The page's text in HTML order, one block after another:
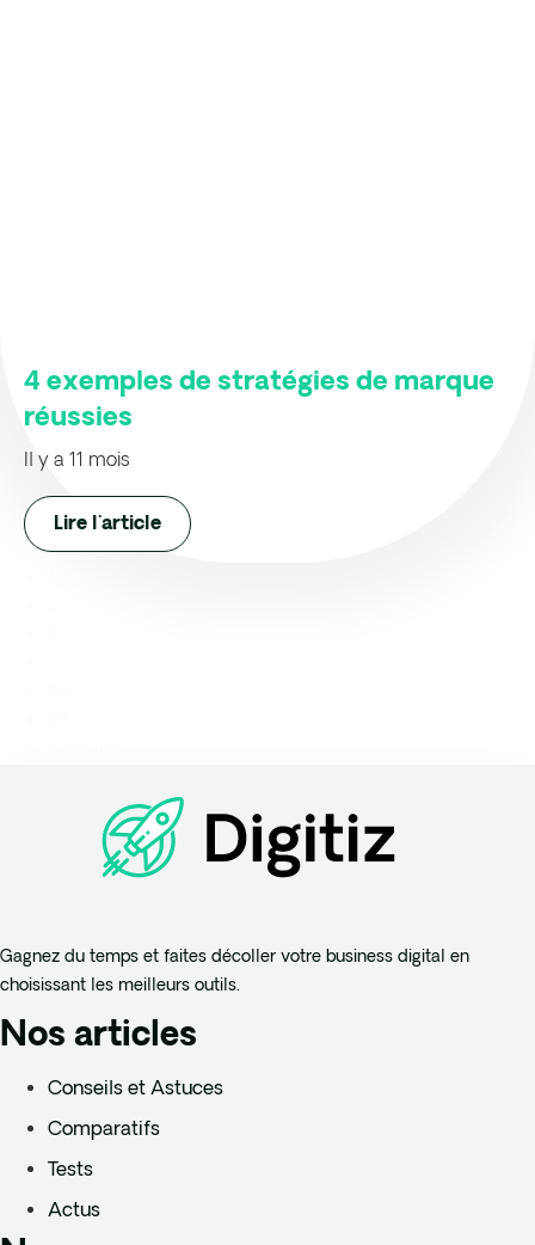
4 exemples de stratégies de marque
réussies
Il y a 11 mois
Lire l'article
Gagnez du temps et faites décoller votre business digital en
choisissant les meilleurs outils.
Nos articles
Conseils et Astuces
Comparatifs
Tests
Actus